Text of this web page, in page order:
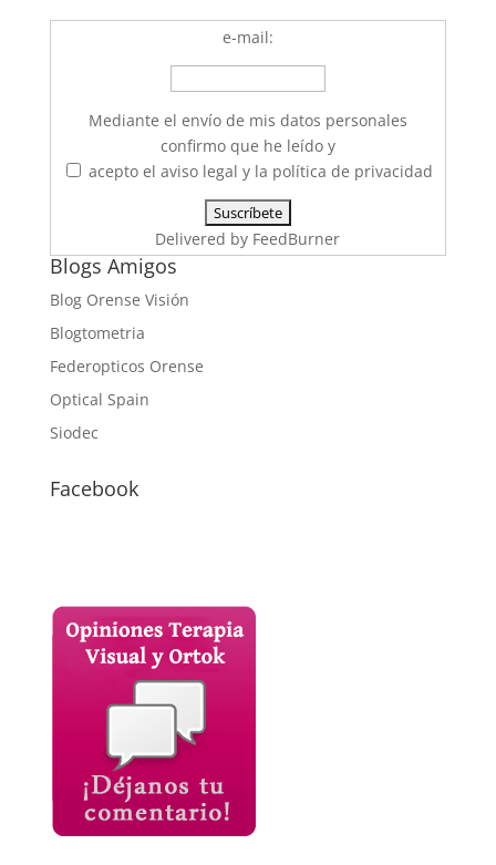
e-mail:
Mediante el envío de mis datos personales
confirmo que he leído y
acepto el aviso legal y la política de privacidad
Delivered by FeedBurner
Blogs Amigos
Blog Orense Visión
Blogtometria
Federopticos Orense
Optical Spain
Siodec
Facebook